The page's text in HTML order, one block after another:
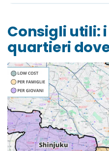
Consigli utili:
quartieri